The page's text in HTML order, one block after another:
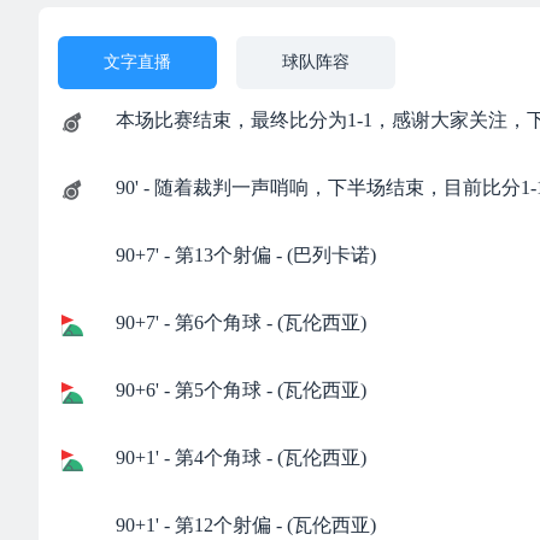
文字直播 球队阵容
本场比赛结束，最终比分为1-1，感谢大家关注，
90' - 随着裁判一声哨响，下半场结束，目前比分1-
90+7' - 第13个射偏 - (巴列卡诺)
90+7' - 第6个角球 - (瓦伦西亚)
90+6' - 第5个角球 - (瓦伦西亚)
90+1' - 第4个角球 - (瓦伦西亚)
90+1' - 第12个射偏 - (瓦伦西亚)